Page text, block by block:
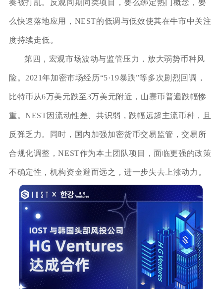
奏被打乱。反观同期同类项目，要么绑定热门概念，要
么快速落地应用，NEST的低调与低效使其在牛市中关注
度持续走低。
第四，宏观市场波动与监管压力，放大弱势币种风
险。2021年加密市场经历“5·19暴跌”等多次剧烈回调，
比特币从6万美元跌至3万美元附近，山寨币普遍跌幅惨
重。NEST因流动性差、共识弱，跌幅远超主流币种，且
反弹乏力。同时，国内加强加密货币交易监管，交易所
合规化调整，NEST作为本土团队项目，面临更强的政策
不确定性，机构资金避而远之，进一步失去上涨动力。